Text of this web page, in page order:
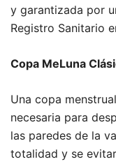
y garantizada por
Registro Sanitario
Copa MeLuna
Una copa
necesaria para
las paredes de la
totalidad y se